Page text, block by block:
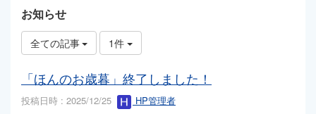
お知らせ
全ての記事 1件
「ほんのお歳暮」終了しました！
投稿日時 : 2025/12/25 HP管理者